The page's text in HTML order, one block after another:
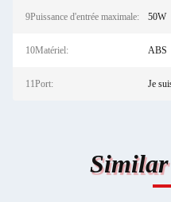
9Puissance d'entrée maximale: 50W
10Matériel: ABS
11Port: Je
Similar